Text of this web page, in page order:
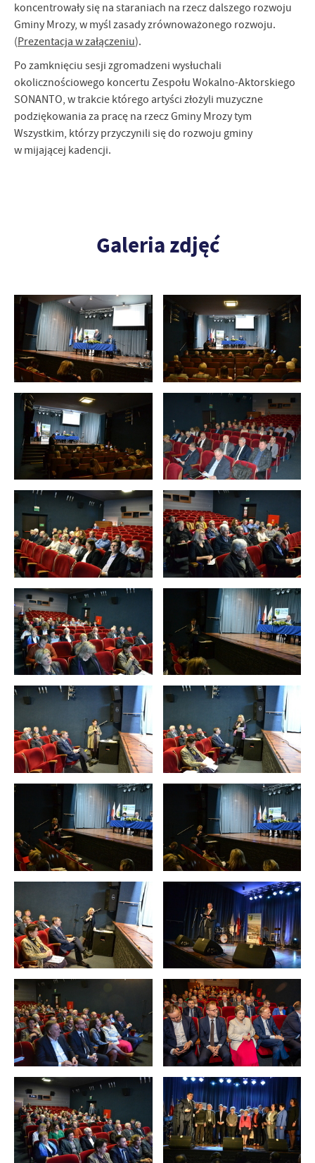
koncentrowały się na staraniach na rzecz dalszego rozwoju
Gminy Mrozy, w myśl zasady zrównoważonego rozwoju.
(Prezentacja w załączeniu).
Po zamknięciu sesji zgromadzeni wysłuchali
okolicznościowego koncertu Zespołu Wokalno-Aktorskiego
SONANTO, w trakcie którego artyści złożyli muzyczne
podziękowania za pracę na rzecz Gminy Mrozy tym
Wszystkim, którzy przyczynili się do rozwoju gminy
w mijającej kadencji.
Galeria zdjęć